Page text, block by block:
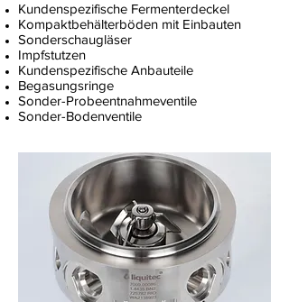
Kundenspezifische Fermenterdeckel
Kompaktbehälterböden mit Einbauten
Sonderschaugläser
Impfstutzen
Kundenspezifische Anbauteile
Begasungsringe
Sonder-Probeentnahmeventile
Sonder-Bodenventile